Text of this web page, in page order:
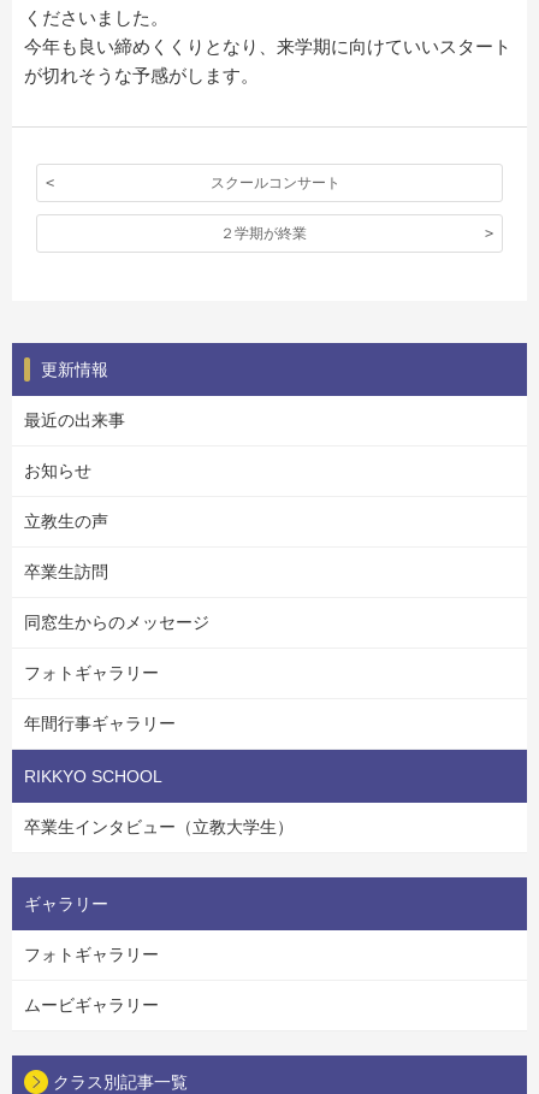
くださいました。
今年も良い締めくくりとなり、来学期に向けていいスタート
が切れそうな予感がします。
スクールコンサート
２学期が終業
更新情報
最近の出来事
お知らせ
立教生の声
卒業生訪問
同窓生からのメッセージ
フォトギャラリー
年間行事ギャラリー
RIKKYO SCHOOL
卒業生インタビュー（立教大学生）
ギャラリー
フォトギャラリー
ムービギャラリー
クラス別記事一覧